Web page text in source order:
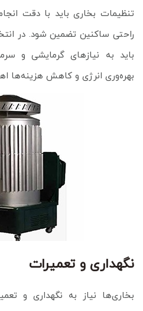
تنظیمات بخاری باید با دقت
راحتی ساکنین تضمین شود. در
باید به نیازهای گرمایشی و
بهره‌وری انرژی و کاهش هزینه‌ها
نگهداری و تعمیرات
بخاری‌ها نیاز به نگهداری و